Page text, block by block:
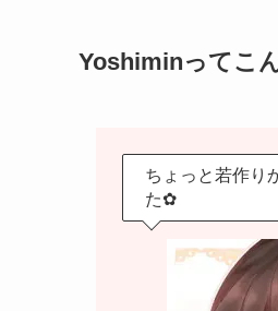
Yoshiminってこ
ちょっと若作り
た✿